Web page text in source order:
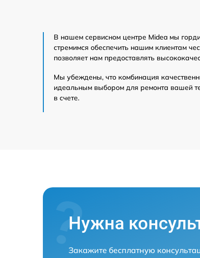
Микроволновая
печь
Кондиционер
В нашем сервисном центре Midea мы
стремимся обеспечить нашим клиентам
позволяет нам предоставлять
Мы убеждены, что комбинация
идеальным выбором для ремонта вашей
в счете.
Нужна
Закажите бесплатную